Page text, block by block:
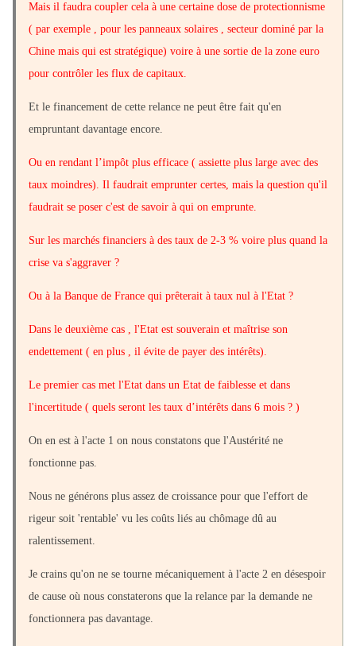
Mais il faudra coupler cela à une certaine dose de protectionnisme
( par exemple , pour les panneaux solaires , secteur dominé par la
Chine mais qui est stratégique) voire à une sortie de la zone euro
pour contrôler les flux de capitaux.
Et le financement de cette relance ne peut être fait qu'en
empruntant davantage encore.
Ou en rendant l’impôt plus efficace ( assiette plus large avec des
taux moindres). Il faudrait emprunter certes, mais la question qu'il
faudrait se poser c'est de savoir à qui on emprunte.
Sur les marchés financiers à des taux de 2-3 % voire plus quand la
crise va s'aggraver ?
Ou à la Banque de France qui prêterait à taux nul à l'Etat ?
Dans le deuxième cas , l'Etat est souverain et maîtrise son
endettement ( en plus , il évite de payer des intérêts).
Le premier cas met l'Etat dans un Etat de faiblesse et dans
l'incertitude ( quels seront les taux d’intérêts dans 6 mois ? )
On en est à l'acte 1 on nous constatons que l'Austérité ne
fonctionne pas.
Nous ne générons plus assez de croissance pour que l'effort de
rigeur soit 'rentable' vu les coûts liés au chômage dû au
ralentissement.
Je crains qu'on ne se tourne mécaniquement à l'acte 2 en désespoir
de cause où nous constaterons que la relance par la demande ne
fonctionnera pas davantage.